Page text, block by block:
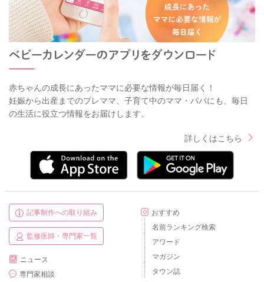
赤ちゃんの成長にあったママに必要な情報が毎日届く！
妊娠から出産までのプレママ、子育て中のママ・パパにも、毎日
の生活に役立つ情報をお届けします。
詳しくはこちら
記事制作への取り組み
監修医師・専門家一覧
ニュース
専門家相談
おすすめ
名前ランキング検索
アワード
マガジン
タウン誌